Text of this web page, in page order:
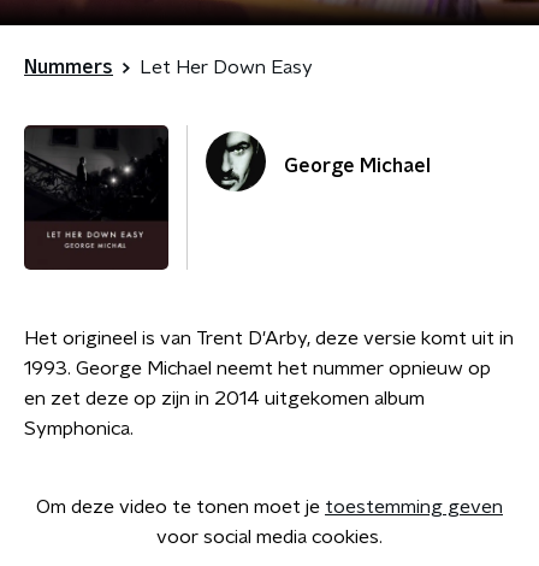
Nummers Let Her Down Easy
George Michael
Het origineel is van Trent D'Arby, deze versie komt uit in
1993. George Michael neemt het nummer opnieuw op
en zet deze op zijn in 2014 uitgekomen album
Symphonica.
Om deze video te tonen moet je toestemming geven
voor social media cookies.